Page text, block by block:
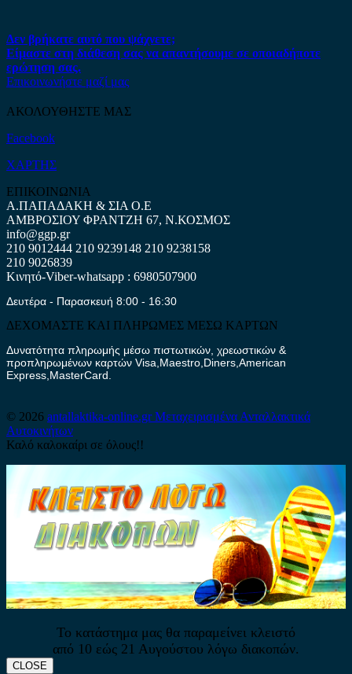
Δεν βρήκατε αυτό που ψάχνετε;
Είμαστε στη διάθεση σας να απαντήσουμε σε οποιαδήποτε
ερώτηση σας.
Επικοινωνήστε μαζί μας
ΑΚΟΛΟΥΘΗΣΤΕ ΜΑΣ
Facebook
ΧΑΡΤΗΣ
ΕΠΙΚΟΙΝΩΝΙΑ
Α.ΠΑΠΑΔΑΚΗ & ΣΙΑ Ο.Ε
ΑΜΒΡΟΣΙΟΥ ΦΡΑΝΤΖΗ 67, Ν.ΚΟΣΜΟΣ
info@ggp.gr
210 9012444 210 9239148 210 9238158
210 9026839
Κινητό-Viber-whatsapp : 6980507900
Δευτέρα - Παρασκευή 8:00 - 16:30
ΔΕΧΟΜΑΣΤΕ ΚΑΙ ΠΛΗΡΩΜΕΣ ΜΕΣΩ ΚΑΡΤΩΝ
Δυνατότητα πληρωμής μέσω πιστωτικών, χρεωστικών &
προπληρωμένων καρτών Visa,Maestro,Diners,American
Express,MasterCard.
© 2026 antallaktika-online.grΜεταχειρισμένα Ανταλλακτικά
Αυτοκινήτων
Καλό καλοκαίρι σε όλους!!
Το κατάστημα μας θα παραμείνει κλειστό
από 10 εώς 21 Αυγούστου λόγω διακοπών.
CLOSE